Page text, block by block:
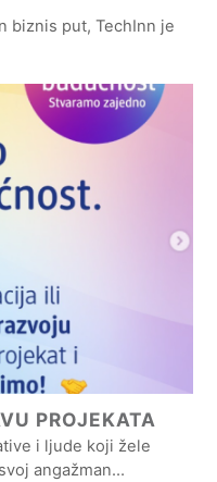
biznis put, TechInn je
PROJEKATA
i ljude koji žele
angažman…